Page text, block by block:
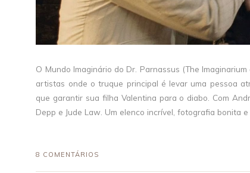
O Mundo Imaginário do Dr. Parnassus (The
artistas onde o truque principal é levar uma pessoa
que garantir sua filha Valentina para o diabo. Com
Depp e Jude Law. Um elenco incrível, fotografia bonita
8 COMENTÁRIOS